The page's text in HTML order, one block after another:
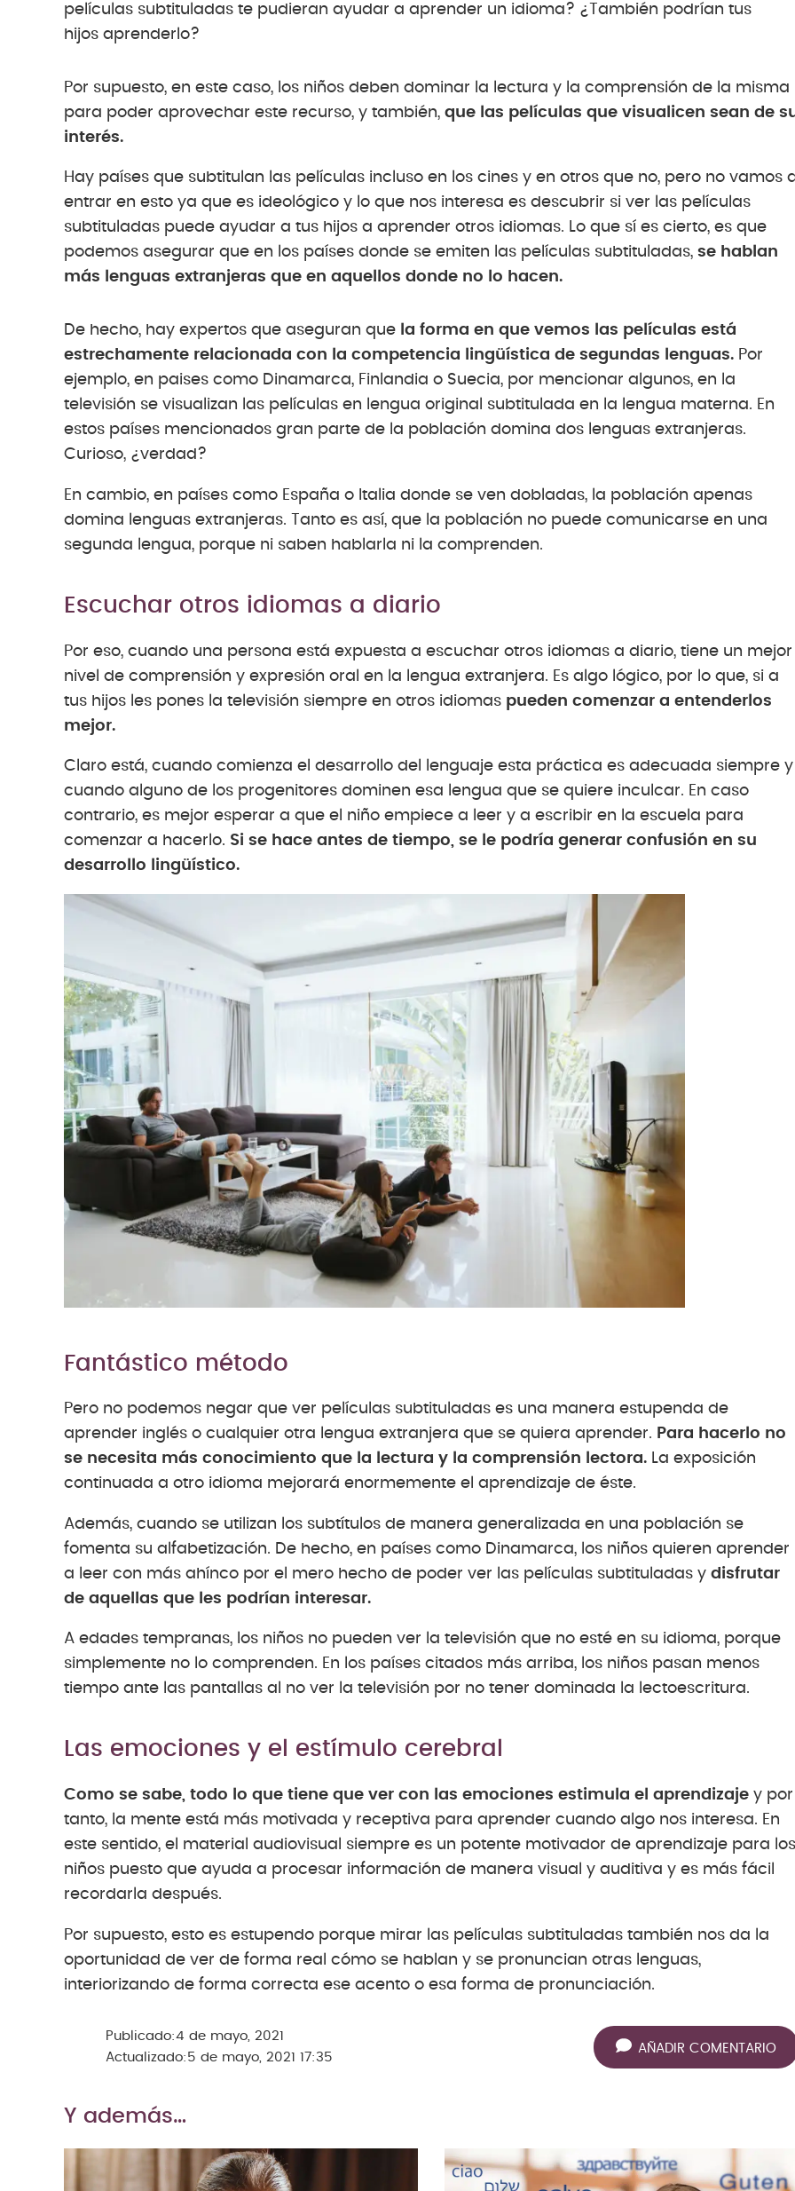
películas subtituladas te pudieran ayudar a aprender un idioma? ¿También podrían tus
hijos aprenderlo?
Por supuesto, en este caso, los niños deben dominar la lectura y la comprensión de la misma
para poder aprovechar este recurso, y también, que las películas que visualicen sean de
interés.
Hay países que subtitulan las películas incluso en los cines y en otros que no, pero no vamos
entrar en esto ya que es ideológico y lo que nos interesa es descubrir si ver las películas
subtituladas puede ayudar a tus hijos a aprender otros idiomas. Lo que sí es cierto, es que
podemos asegurar que en los países donde se emiten las películas subtituladas, se hablan
más lenguas extranjeras que en aquellos donde no lo hacen.
De hecho, hay expertos que aseguran que la forma en que vemos las películas está
estrechamente relacionada con la competencia lingüística de segundas lenguas. Por
ejemplo, en paises como Dinamarca, Finlandia o Suecia, por mencionar algunos, en la
televisión se visualizan las películas en lengua original subtitulada en la lengua materna. En
estos países mencionados gran parte de la población domina dos lenguas extranjeras.
Curioso, ¿verdad?
En cambio, en países como España o Italia donde se ven dobladas, la población apenas
domina lenguas extranjeras. Tanto es así, que la población no puede comunicarse en una
segunda lengua, porque ni saben hablarla ni la comprenden.
Escuchar otros idiomas a diario
Por eso, cuando una persona está expuesta a escuchar otros idiomas a diario, tiene un mejor
nivel de comprensión y expresión oral en la lengua extranjera. Es algo lógico, por lo que, si a
tus hijos les pones la televisión siempre en otros idiomas pueden comenzar a entenderlos
mejor.
Claro está, cuando comienza el desarrollo del lenguaje esta práctica es adecuada siempre y
cuando alguno de los progenitores dominen esa lengua que se quiere inculcar. En caso
contrario, es mejor esperar a que el niño empiece a leer y a escribir en la escuela para
comenzar a hacerlo. Si se hace antes de tiempo, se le podría generar confusión en su
desarrollo lingüístico.
Fantástico método
Pero no podemos negar que ver películas subtituladas es una manera estupenda de
aprender inglés o cualquier otra lengua extranjera que se quiera aprender. Para hacerlo no
se necesita más conocimiento que la lectura y la comprensión lectora. La exposición
continuada a otro idioma mejorará enormemente el aprendizaje de éste.
Además, cuando se utilizan los subtítulos de manera generalizada en una población se
fomenta su alfabetización. De hecho, en países como Dinamarca, los niños quieren aprender
a leer con más ahínco por el mero hecho de poder ver las películas subtituladas y disfrutar
de aquellas que les podrían interesar.
A edades tempranas, los niños no pueden ver la televisión que no esté en su idioma, porque
simplemente no lo comprenden. En los países citados más arriba, los niños pasan menos
tiempo ante las pantallas al no ver la televisión por no tener dominada la lectoescritura.
Las emociones y el estímulo cerebral
Como se sabe, todo lo que tiene que ver con las emociones estimula el aprendizaje y por
tanto, la mente está más motivada y receptiva para aprender cuando algo nos interesa. En
este sentido, el material audiovisual siempre es un potente motivador de aprendizaje para los
niños puesto que ayuda a procesar información de manera visual y auditiva y es más fácil
recordarla después.
Por supuesto, esto es estupendo porque mirar las películas subtituladas también nos da la
oportunidad de ver de forma real cómo se hablan y se pronuncian otras lenguas,
interiorizando de forma correcta ese acento o esa forma de pronunciación.
Publicado:4 de mayo, 2021
Actualizado: 5 de mayo, 2021 17:35
AÑADIR COMENTARIO
Y además…